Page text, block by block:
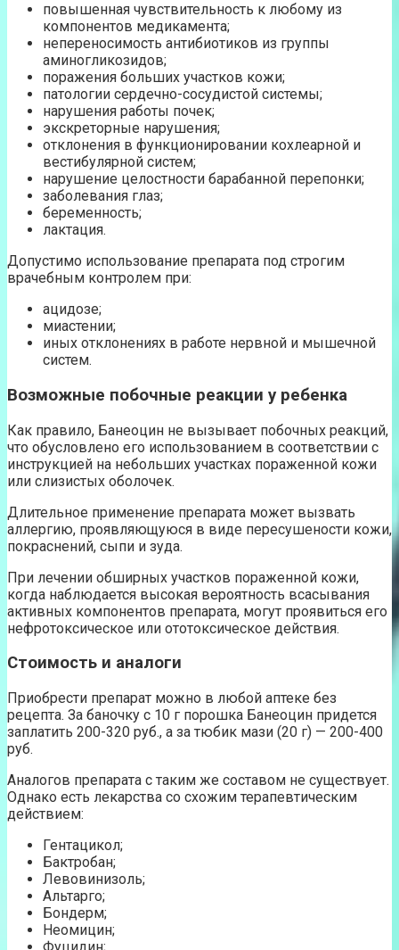
повышенная чувствительность к любому из
компонентов медикамента;
непереносимость антибиотиков из группы
аминогликозидов;
поражения больших участков кожи;
патологии сердечно-сосудистой системы;
нарушения работы почек;
экскреторные нарушения;
отклонения в функционировании кохлеарной и
вестибулярной систем;
нарушение целостности барабанной перепонки;
заболевания глаз;
беременность;
лактация.
Допустимо использование препарата под строгим
врачебным контролем при:
ацидозе;
миастении;
иных отклонениях в работе нервной и мышечной
систем.
Возможные побочные реакции у ребенка
Как правило, Банеоцин не вызывает побочных реакций,
что обусловлено его использованием в соответствии с
инструкцией на небольших участках пораженной кожи
или слизистых оболочек.
Длительное применение препарата может вызвать
аллергию, проявляющуюся в виде пересушености кожи,
покраснений, сыпи и зуда.
При лечении обширных участков пораженной кожи,
когда наблюдается высокая вероятность всасывания
активных компонентов препарата, могут проявиться его
нефротоксическое или ототоксическое действия.
Стоимость и аналоги
Приобрести препарат можно в любой аптеке без
рецепта. За баночку с 10 г порошка Банеоцин придется
заплатить 200-320 руб., а за тюбик мази (20 г) — 200-400
руб.
Аналогов препарата с таким же составом не существует.
Однако есть лекарства со схожим терапевтическим
действием:
Гентацикол;
Бактробан;
Левовинизоль;
Альтарго;
Бондерм;
Неомицин;